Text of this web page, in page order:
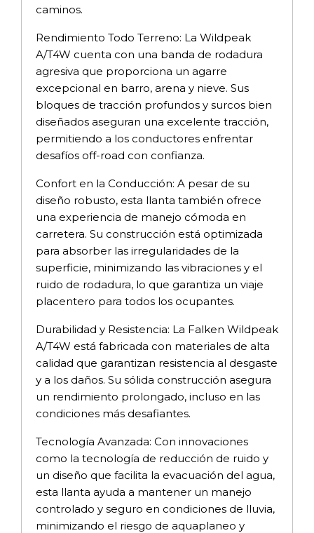
caminos.
Rendimiento Todo Terreno: La Wildpeak
A/T4W cuenta con una banda de rodadura
agresiva que proporciona un agarre
excepcional en barro, arena y nieve. Sus
bloques de tracción profundos y surcos bien
diseñados aseguran una excelente tracción,
permitiendo a los conductores enfrentar
desafíos off-road con confianza.
Confort en la Conducción: A pesar de su
diseño robusto, esta llanta también ofrece
una experiencia de manejo cómoda en
carretera. Su construcción está optimizada
para absorber las irregularidades de la
superficie, minimizando las vibraciones y el
ruido de rodadura, lo que garantiza un viaje
placentero para todos los ocupantes.
Durabilidad y Resistencia: La Falken Wildpeak
A/T4W está fabricada con materiales de alta
calidad que garantizan resistencia al desgaste
y a los daños. Su sólida construcción asegura
un rendimiento prolongado, incluso en las
condiciones más desafiantes.
Tecnología Avanzada: Con innovaciones
como la tecnología de reducción de ruido y
un diseño que facilita la evacuación del agua,
esta llanta ayuda a mantener un manejo
controlado y seguro en condiciones de lluvia,
minimizando el riesgo de aquaplaneo y